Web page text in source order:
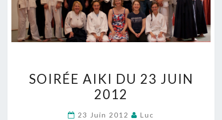
AIKI
DU
SOIRÉE AIKI DU 23 JUIN
2012
23 Juin 2012 Luc